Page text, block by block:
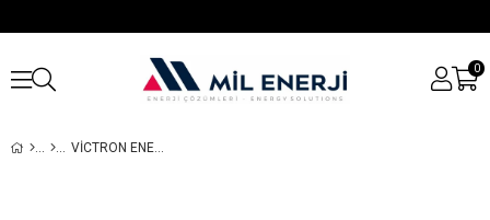
0
VICTRON ENERGY SMARTSOLAR MPPT 100/30 ŞARJ KONTROL CIHAZI